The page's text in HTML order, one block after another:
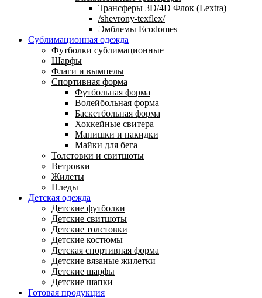
Трансферы 3D/4D Флок (Lextra)
/shevrony-texflex/
Эмблемы Ecodomes
Сублимационная одежда
Футболки сублимационные
Шарфы
Флаги и вымпелы
Спортивная форма
Футбольная форма
Волейбольная форма
Баскетбольная форма
Хоккейные свитера
Манишки и накидки
Майки для бега
Толстовки и свитшоты
Ветровки
Жилеты
Пледы
Детская одежда
Детские футболки
Детские свитшоты
Детские толстовки
Детские костюмы
Детская спортивная форма
Детские вязаные жилетки
Детские шарфы
Детские шапки
Готовая продукция